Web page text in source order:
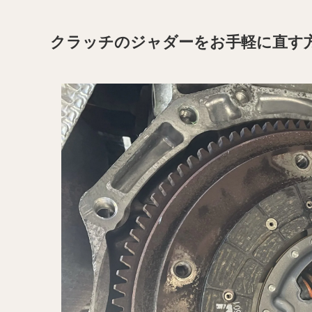
クラッチのジャダーをお手軽に直す